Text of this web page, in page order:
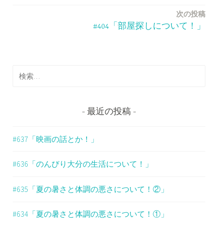
ー
次の投稿
#404「部屋探しについて！」
検
最近の投稿
#637「映画の話とか！」
#636「のんびり大分の生活について！」
#635「夏の暑さと体調の悪さについて！②」
#634「夏の暑さと体調の悪さについて！①」